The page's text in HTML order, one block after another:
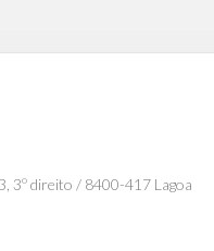
3º direito / 8400-417 Lagoa